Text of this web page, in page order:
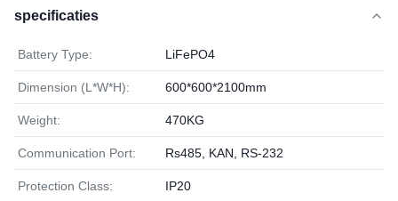
specificaties
Battery Type: LiFePO4
Dimension (L*W*H): 600*600*2100mm
Weight: 470KG
Communication Port: Rs485, KAN, RS-232
Protection Class: IP20